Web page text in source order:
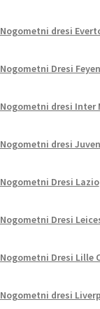
Nogometni dresi
Nogometni Dresi
Nogometni dresi Inter
Nogometni dresi
Nogometni Dresi Lazio
Nogometni Dresi
Nogometni Dresi Lille
Nogometni dresi